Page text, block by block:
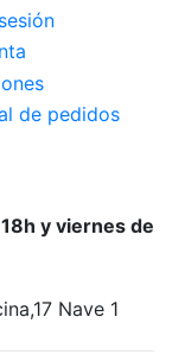
de pedidos
y viernes de
Nave 1